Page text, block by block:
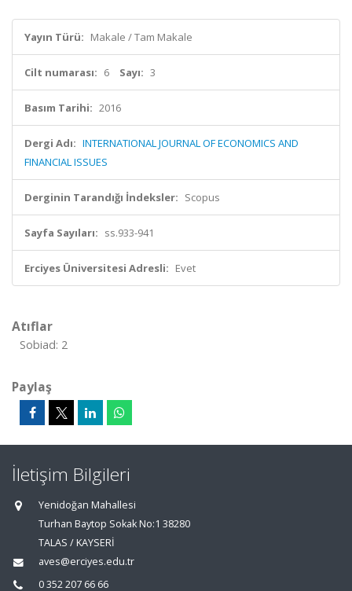
Yayın Türü: Makale / Tam Makale
Cilt numarası: 6 Sayı: 3
Basım Tarihi: 2016
Dergi Adı: INTERNATIONAL JOURNAL OF ECONOMICS AND
FINANCIAL ISSUES
Derginin Tarandığı İndeksler: Scopus
Sayfa Sayıları: ss.933-941
Erciyes Üniversitesi Adresli: Evet
Atıflar
Sobiad: 2
Paylaş
İletişim Bilgileri
Yenidoğan Mahallesi
Turhan Baytop Sokak No:1 38280
TALAS / KAYSERİ
aves@erciyes.edu.tr
0 352 207 66 66